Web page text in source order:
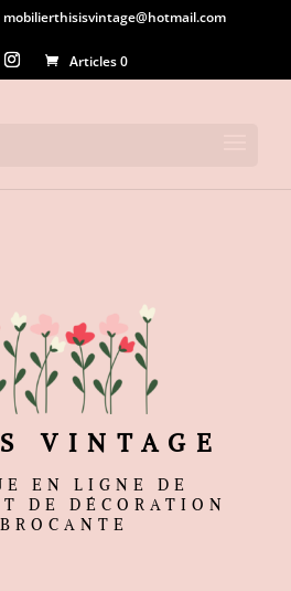
mobilierthisisvintage@hotmail.com
Articles 0
VINTAGE
EN LIGNE DE
DE DÉCORATION